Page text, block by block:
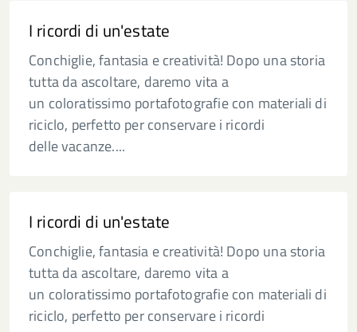
I ricordi di un'estate
Conchiglie, fantasia e creatività! Dopo una storia
tutta da ascoltare, daremo vita a
un coloratissimo portafotografie con materiali di
riciclo, perfetto per conservare i ricordi
delle vacanze....
I ricordi di un'estate
Conchiglie, fantasia e creatività! Dopo una storia
tutta da ascoltare, daremo vita a
un coloratissimo portafotografie con materiali di
riciclo, perfetto per conservare i ricordi